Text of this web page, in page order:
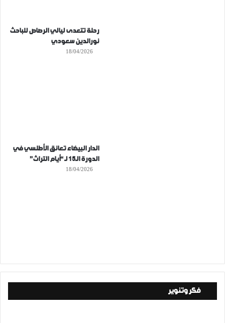
رحلة تتعدى ليالي الرصاص للباحث
نورالدين سعودي
18/04/2026
الدار البيضاء تعانق الأطلسي في
الدورة الـ15 لـ “أيام التراث”
18/04/2026
فكر وتنوير